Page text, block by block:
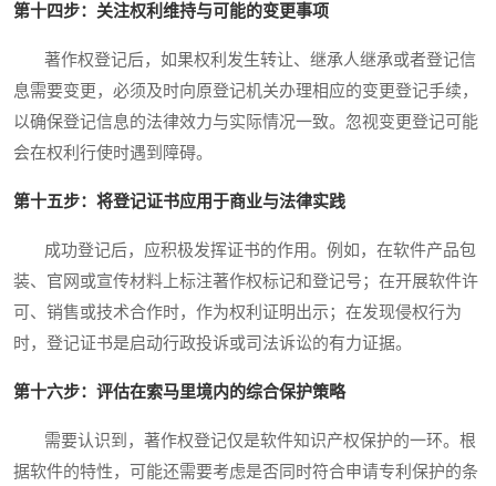
第十四步：关注权利维持与可能的变更事项
著作权登记后，如果权利发生转让、继承人继承或者登记信
息需要变更，必须及时向原登记机关办理相应的变更登记手续，
以确保登记信息的法律效力与实际情况一致。忽视变更登记可能
会在权利行使时遇到障碍。
第十五步：将登记证书应用于商业与法律实践
成功登记后，应积极发挥证书的作用。例如，在软件产品包
装、官网或宣传材料上标注著作权标记和登记号；在开展软件许
可、销售或技术合作时，作为权利证明出示；在发现侵权行为
时，登记证书是启动行政投诉或司法诉讼的有力证据。
第十六步：评估在索马里境内的综合保护策略
需要认识到，著作权登记仅是软件知识产权保护的一环。根
据软件的特性，可能还需要考虑是否同时符合申请专利保护的条